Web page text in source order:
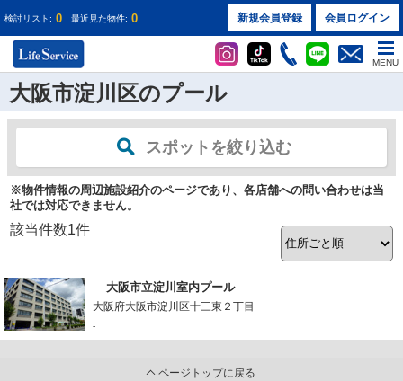
検討リスト: 0 最近見た物件: 0 新規会員登録 会員ログイン
MENU
大阪市淀川区のプール
スポットを絞り込む
※物件情報の周辺施設紹介のページであり、各店舗への問い合わせは当
社では対応できません。
該当件数1件
大阪市立淀川室内プール
大阪府大阪市淀川区十三東２丁目
-
ページトップに戻る